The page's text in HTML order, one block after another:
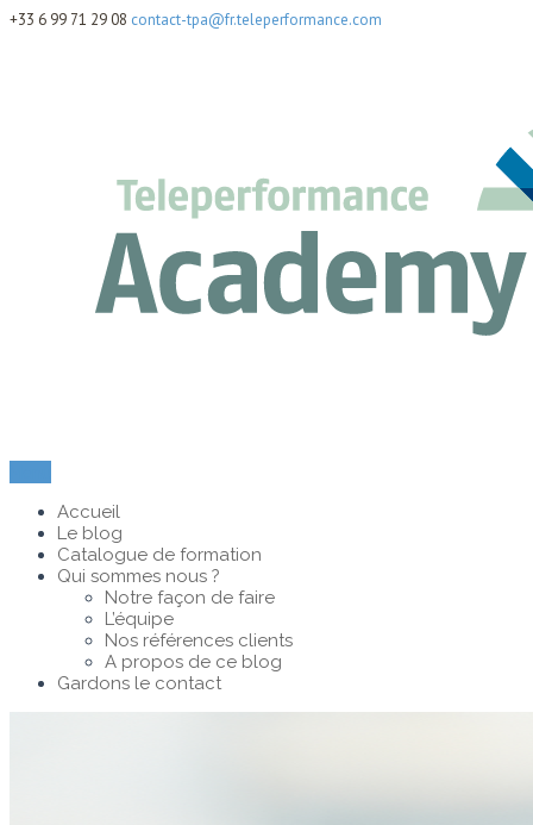
+33 6 99 71 29 08 contact-tpa@fr.teleperformance.com
Accueil
Le blog
Catalogue de formation
Qui sommes nous ?
Notre façon de faire
L’équipe
Nos références clients
A propos de ce blog
Gardons le contact